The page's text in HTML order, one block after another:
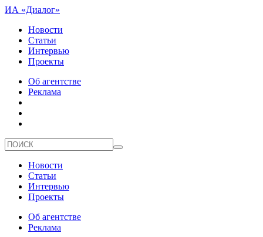
ИА «Диалог»
Новости
Статьи
Интервью
Проекты
Об агентстве
Реклама
Новости
Статьи
Интервью
Проекты
Об агентстве
Реклама